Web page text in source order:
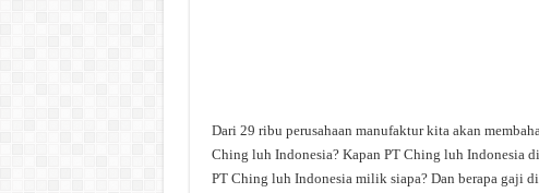
Dari 29 ribu perusahaan manufaktur kita akan
Ching luh Indonesia? Kapan PT Ching luh Indonesia
PT Ching luh Indonesia milik siapa? Dan berapa gaji